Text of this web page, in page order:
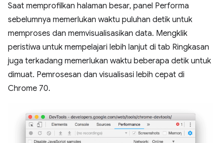
Saat memprofilkan halaman besar, panel Performa
sebelumnya memerlukan waktu puluhan detik untuk
memproses dan memvisualisasikan data. Mengklik
peristiwa untuk mempelajari lebih lanjut di tab Ringkasan
juga terkadang memerlukan waktu beberapa detik untuk
dimuat. Pemrosesan dan visualisasi lebih cepat di
Chrome 70.